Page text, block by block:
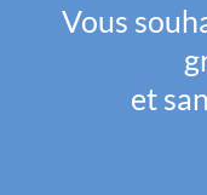
Vous
et